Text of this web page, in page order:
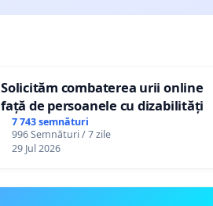
Solicităm combaterea urii online
față de persoanele cu dizabilități
7 743 semnături
996 Semnături / 7 zile
29 Jul 2026